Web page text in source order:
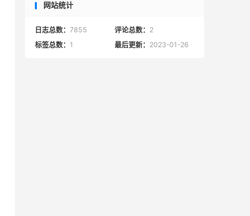
网站统计
日志总数： 7855 评论总数： 2
标签总数： 1 最后更新： 2023-01-26